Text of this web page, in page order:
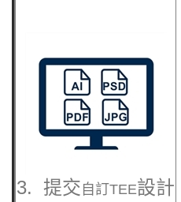
3. 提交 自訂TEE設計